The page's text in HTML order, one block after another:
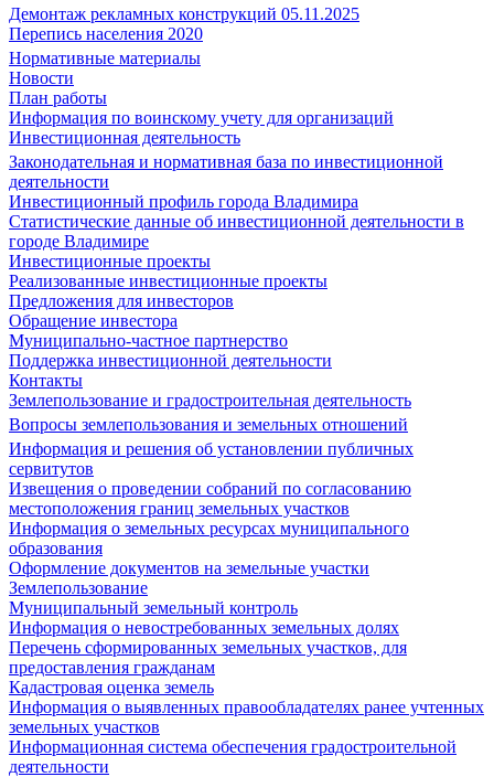
Демонтаж рекламных конструкций 05.11.2025
Перепись населения 2020
Нормативные материалы
Новости
План работы
Информация по воинскому учету для организаций
Инвестиционная деятельность
Законодательная и нормативная база по инвестиционной
деятельности
Инвестиционный профиль города Владимира
Статистические данные об инвестиционной деятельности в
городе Владимире
Инвестиционные проекты
Реализованные инвестиционные проекты
Предложения для инвесторов
Обращение инвестора
Муниципально-частное партнерство
Поддержка инвестиционной деятельности
Контакты
Землепользование и градостроительная деятельность
Вопросы землепользования и земельных отношений
Информация и решения об установлении публичных
сервитутов
Извещения о проведении собраний по согласованию
местоположения границ земельных участков
Информация о земельных ресурсах муниципального
образования
Оформление документов на земельные участки
Землепользование
Муниципальный земельный контроль
Информация о невостребованных земельных долях
Перечень сформированных земельных участков, для
предоставления гражданам
Кадастровая оценка земель
Информация о выявленных правообладателях ранее учтенных
земельных участков
Информационная система обеспечения градостроительной
деятельности